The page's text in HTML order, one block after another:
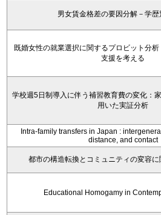
男女賃金格差の要因分解－学歴
既婚女性の就業選択に関するプロビット分
支援を考える
学校週5日制導入に伴う補習教育費の変化：
用いた実証分析
Intra-family transfers in Japan :
distance, and contact
都市の構造転換とコミュニティの変容
Educational Homogamy in